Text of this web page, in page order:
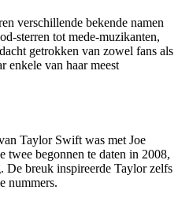
verschillende bekende namen
sterren tot mede-muzikanten,
getrokken van zowel fans als
enkele van haar meest
Taylor Swift was met Joe
twee begonnen te daten in 2008,
De breuk inspireerde Taylor zelfs
nummers.